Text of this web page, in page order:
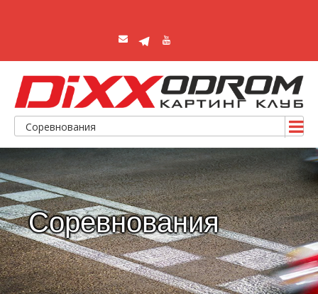
Соревнования
Соревнования